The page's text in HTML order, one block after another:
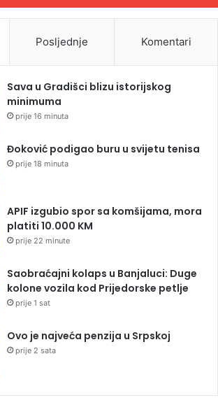
Posljednje Komentari
Sava u Gradišci blizu istorijskog
minimuma
prije 16 minuta
Đoković podigao buru u svijetu tenisa
prije 18 minuta
APIF izgubio spor sa komšijama, mora
platiti 10.000 KM
prije 22 minute
Saobraćajni kolaps u Banjaluci: Duge
kolone vozila kod Prijedorske petlje
prije 1 sat
Ovo je najveća penzija u Srpskoj
prije 2 sata